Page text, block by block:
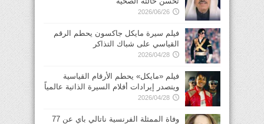
2026/06/26
فيلم سيرة مايكل جاكسون يحطم الرقم
القياسي على شباك التذاكر
2026/04/28
فيلم «مايكل» يحطم الأرقام القياسية
ويتصدر إيرادات أفلام السيرة الذاتية عالمياً
2026/04/28
وفاة الممثلة الفرنسية ناتالي باي عن 77